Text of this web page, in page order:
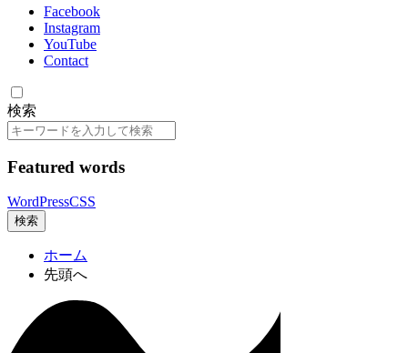
Facebook
Instagram
YouTube
Contact
検索
検
Featured words
WordPressCSS
検索
ホーム
先頭へ